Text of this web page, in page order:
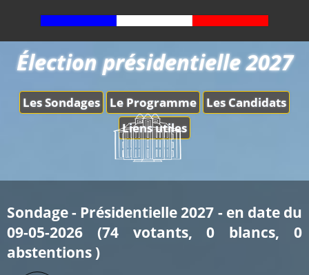
Les Sondages Le Programme
Les Candidats
Liens utiles
Élection présidentielle 2027
Sondage - Présidentielle 2027 - en date du
09-05-2026 (74 votants, 0 blancs, 0
abstentions )